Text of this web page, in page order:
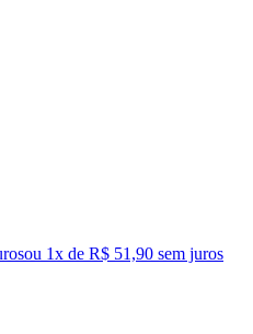
ou 1x de R$ 51,90 sem juros